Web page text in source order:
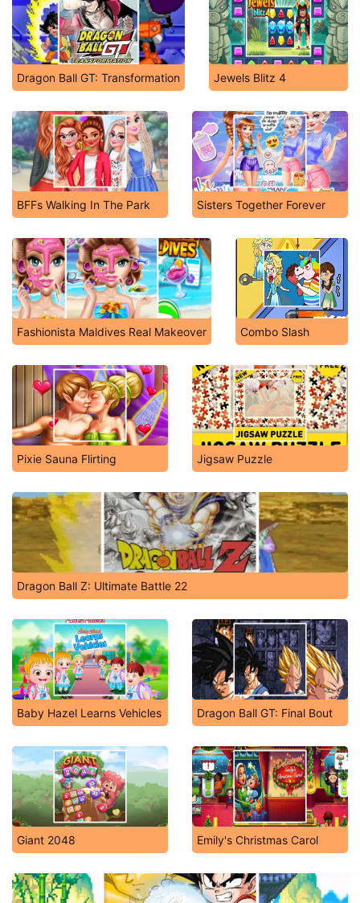
Dragon Ball GT: Transformation Jewels Blitz 4
BFFs Walking In The Park Sisters Together Forever
Fashionista Maldives Real Makeover Combo Slash
Pixie Sauna Flirting Jigsaw Puzzle
Dragon Ball Z: Ultimate Battle 22
Baby Hazel Learns Vehicles Dragon Ball GT: Final Bout
Giant 2048 Emily's Christmas Carol